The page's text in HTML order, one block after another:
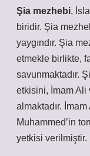
Şia mezhebi,
biridir. Şia
yaygındır. Şia
etmekle birlikte,
savunmaktadır.
etkisini, İmam Ali
almaktadır.
Muhammed’in
yetkisi verilmiştir.